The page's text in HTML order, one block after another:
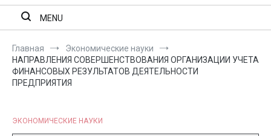
MENU
Главная
Экономические науки
НАПРАВЛЕНИЯ СОВЕРШЕНСТВОВАНИЯ ОРГАНИЗАЦИИ УЧЕТА
ФИНАНСОВЫХ РЕЗУЛЬТАТОВ ДЕЯТЕЛЬНОСТИ
ПРЕДПРИЯТИЯ
ЭКОНОМИЧЕСКИЕ НАУКИ